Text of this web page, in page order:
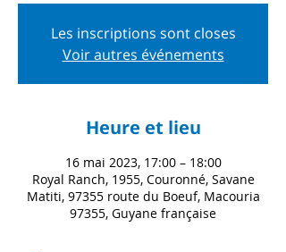
Les inscriptions sont closes
Voir autres événements
Heure et lieu
16 mai 2023, 17:00 – 18:00
Royal Ranch, 1955, Couronné, Savane
Matiti, 97355 route du Boeuf, Macouria
97355, Guyane française